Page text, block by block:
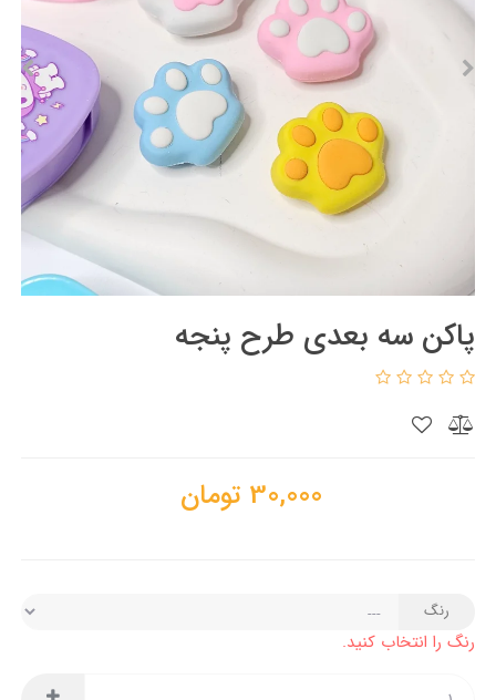
پاکن سه بعدی طرح پنجه
30,000 تومان
رنگ
رنگ را انتخاب کنید.